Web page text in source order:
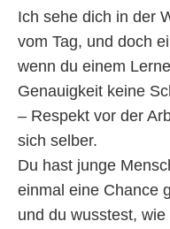
Ich sehe dich in der
vom Tag, und doch
wenn du einem
Genauigkeit keine
– Respekt vor der
sich selber.
Du hast junge
einmal eine Chance
und du wusstest,